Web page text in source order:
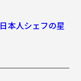
本人シェフの星